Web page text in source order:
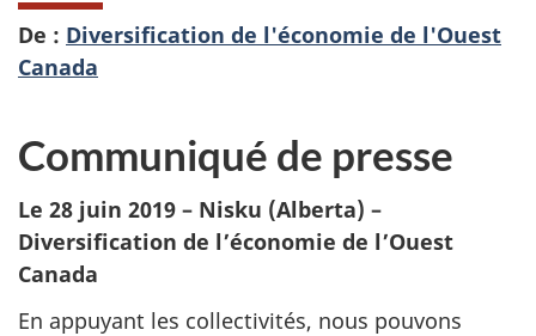
De : Diversification de l'économie de l'Ouest
Canada
Communiqué de presse
Le 28 juin 2019 – Nisku (Alberta) –
Diversification de l’économie de l’Ouest
Canada
En appuyant les collectivités, nous pouvons